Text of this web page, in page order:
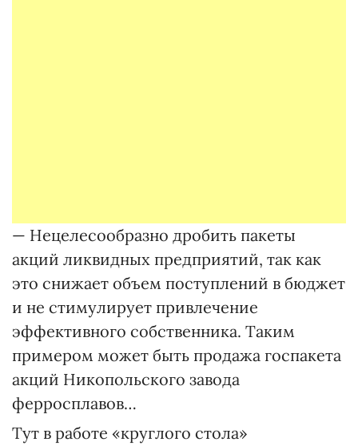
— Нецелесообразно дробить пакеты
акций ликвидных предприятий, так как
это снижает объем поступлений в бюджет
и не стимулирует привлечение
эффективного собственника. Таким
примером может быть продажа госпакета
акций Никопольского завода
ферросплавов…
Тут в работе «круглого стола»